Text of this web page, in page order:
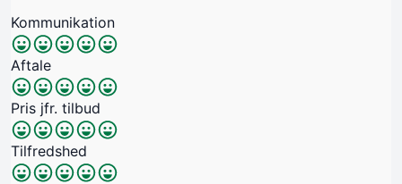
Kommunikation
Aftale
Pris jfr. tilbud
Tilfredshed